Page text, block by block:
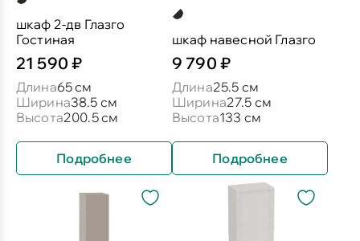
шкаф 2-дв Глазго
Гостиная
21 590 ₽
Длина65 см
Ширина38.5 см
Высота200.5 см
Подробнее
шкаф навесной Глазго
9 790 ₽
Длина25.5 см
Ширина27.5 см
Высота133 см
Подробнее